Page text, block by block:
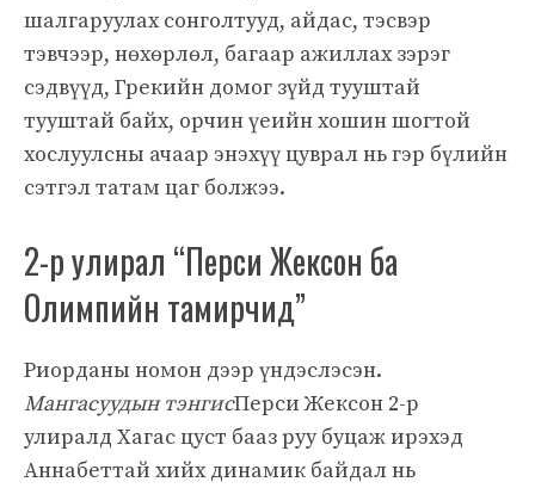
шалгаруулах сонголтууд, айдас, тэсвэр
тэвчээр, нөхөрлөл, багаар ажиллах зэрэг
сэдвүүд, Грекийн домог зүйд тууштай
тууштай байх, орчин үеийн хошин шогтой
хослуулсны ачаар энэхүү цуврал нь гэр бүлийн
сэтгэл татам цаг болжээ.
2-р улирал “Перси Жексон ба
Олимпийн тамирчид”
Риорданы номон дээр үндэслэсэн.
Мангасуудын тэнгисПерси Жексон 2-р
улиралд Хагас цуст бааз руу буцаж ирэхэд
Аннабеттай хийх динамик байдал нь